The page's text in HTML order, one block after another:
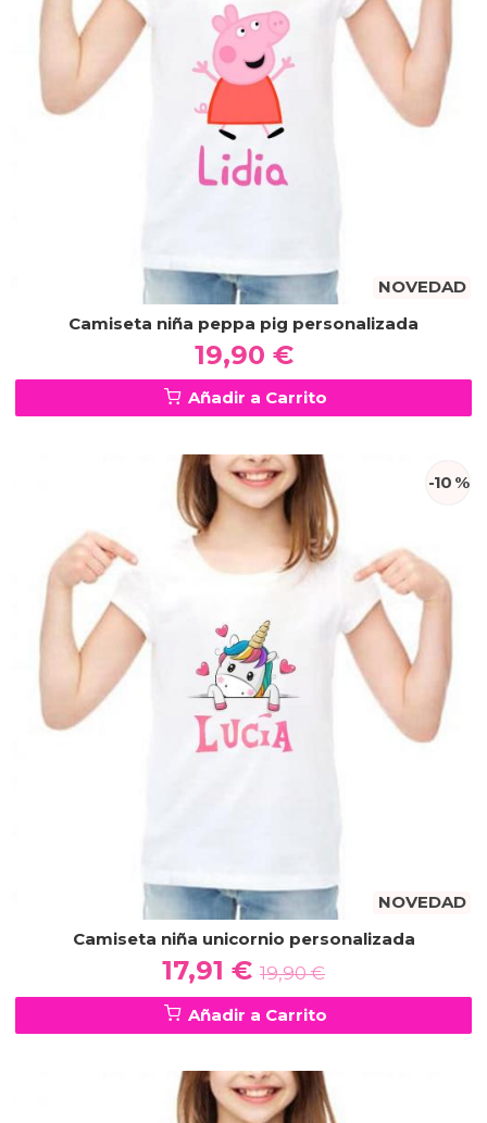
NOVEDAD
Camiseta niña peppa pig personalizada
19,90 €
Añadir a Carrito
NOVEDAD
-10 %
Camiseta niña unicornio personalizada
17,91 € 19,90 €
Añadir a Carrito